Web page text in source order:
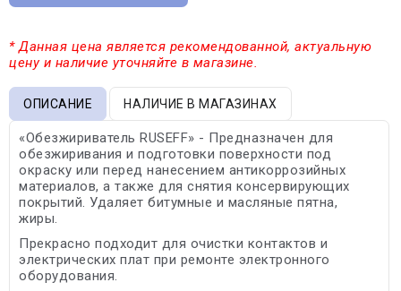
* Данная цена является рекомендованной, актуальную
цену и наличие уточняйте в магазине.
ОПИСАНИЕ НАЛИЧИЕ В МАГАЗИНАХ
«Обезжириватель RUSEFF» - Предназначен для
обезжиривания и подготовки поверхности под
окраску или перед нанесением антикоррозийных
материалов, а также для снятия консервирующих
покрытий. Удаляет битумные и масляные пятна,
жиры.
Прекрасно подходит для очистки контактов и
электрических плат при ремонте электронного
оборудования.